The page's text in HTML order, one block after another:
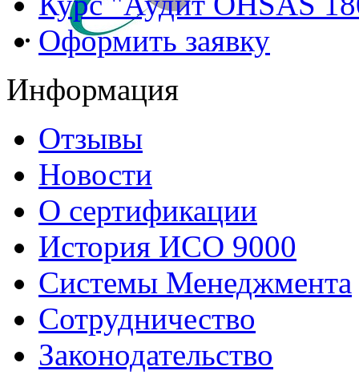
Оформить заявку
Информация
Отзывы
Новости
О сертификации
История ИСО 9000
Системы Менеджмента
Сотрудничество
Законодательство